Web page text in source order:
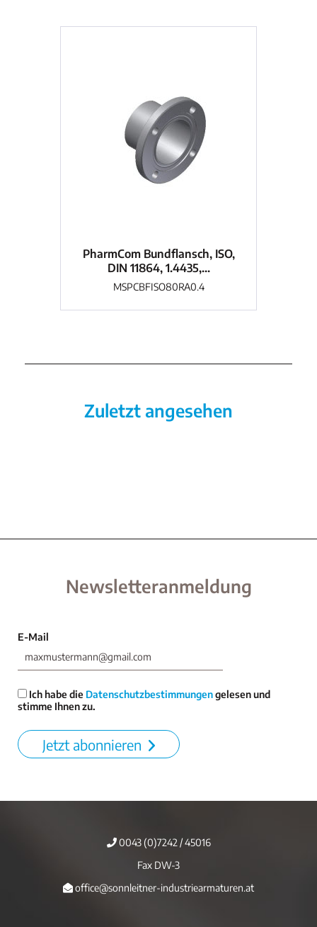
PharmCom Bundflansch, ISO,
DIN 11864, 1.4435,...
MSPCBFISO80RA0.4
Zuletzt angesehen
Newsletteranmeldung
E-Mail
Ich habe die Datenschutzbestimmungengelesen und
stimme Ihnen zu.
Jetzt abonnieren
0043 (0)7242 / 45016
Fax DW-3
office@sonnleitner-industriearmaturen.at